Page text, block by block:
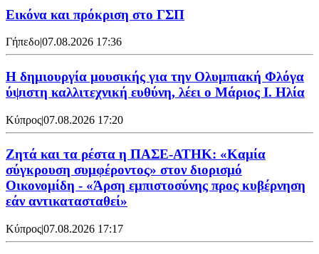
Εικόνα και πρόκριση στο ΓΣΠ
Γήπεδο|07.08.2026 17:36
Η δημιουργία μουσικής για την Ολυμπιακή Φλόγα
ύψιστη καλλιτεχνική ευθύνη, λέει ο Μάριος Ι. Ηλία
Κύπρος|07.08.2026 17:20
Ζητά και τα ρέστα η ΠΑΣΕ-ΑΤΗΚ: «Καμία
σύγκρουση συμφέροντος» στον διορισμό
Οικονομίδη - «Άρση εμπιστοσύνης προς κυβέρνηση
εάν αντικατασταθεί»
Κύπρος|07.08.2026 17:17